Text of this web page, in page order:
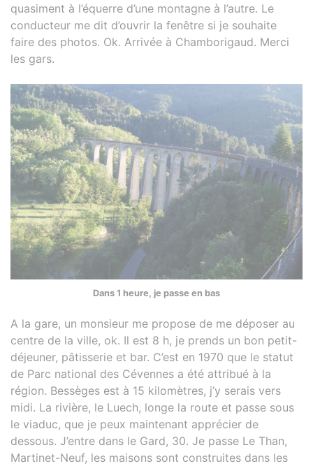
quasiment à l’équerre d’une montagne à l’autre. Le
conducteur me dit d’ouvrir la fenêtre si je souhaite
faire des photos. Ok. Arrivée à Chamborigaud. Merci
les gars.
Dans 1 heure, je passe en bas
A la gare, un monsieur me propose de me déposer au
centre de la ville, ok. Il est 8 h, je prends un bon petit-
déjeuner, pâtisserie et bar. C’est en 1970 que le statut
de Parc national des Cévennes a été attribué à la
région. Bessèges est à 15 kilomètres, j’y serais vers
midi. La rivière, le Luech, longe la route et passe sous
le viaduc, que je peux maintenant apprécier de
dessous. J’entre dans le Gard, 30. Je passe Le Than,
Martinet-Neuf, les maisons sont construites dans les